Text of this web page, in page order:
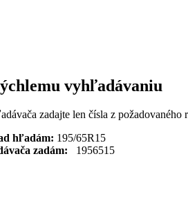
vyhľadávaniu
zadajte len čísla z
hľadám: 195/65R15
zadám: 1956515